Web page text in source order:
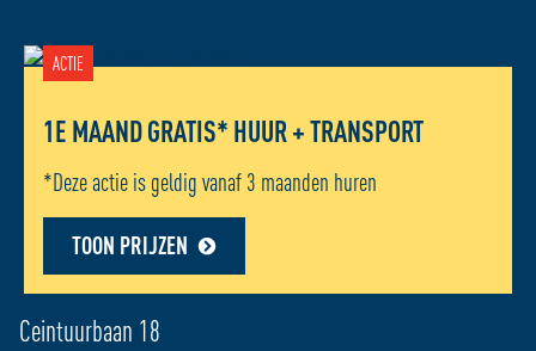
ACTIE
1E MAAND GRATIS* HUUR + TRANSPORT
*Deze actie is geldig vanaf 3 maanden huren
TOON PRIJZEN
ADRES LOCATIE - ZWOLLE
Ceintuurbaan 18